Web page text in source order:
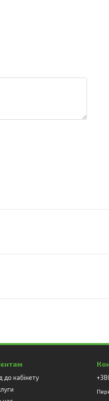
до кабінету